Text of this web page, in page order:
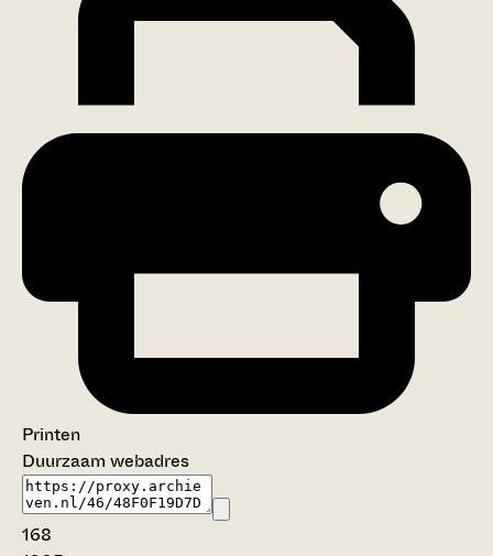
Printen
Duurzaam webadres
168